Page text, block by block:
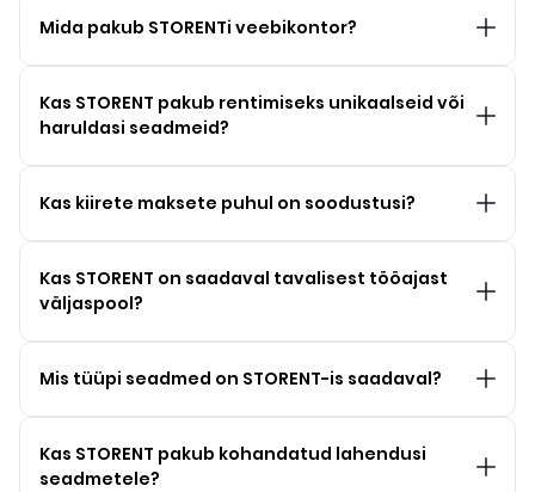
Mida pakub STORENTi veebikontor?
Kas STORENT pakub rentimiseks unikaalseid või
haruldasi seadmeid?
Kas kiirete maksete puhul on soodustusi?
Kas STORENT on saadaval tavalisest tööajast
väljaspool?
Mis tüüpi seadmed on STORENT-is saadaval?
Kas STORENT pakub kohandatud lahendusi
seadmetele?